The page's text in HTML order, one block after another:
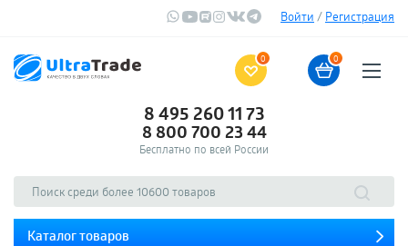
Войти / Регистрация
0 0
8 495 260 11 73
8 800 700 23 44
Бесплатно по всей России
Каталог товаров